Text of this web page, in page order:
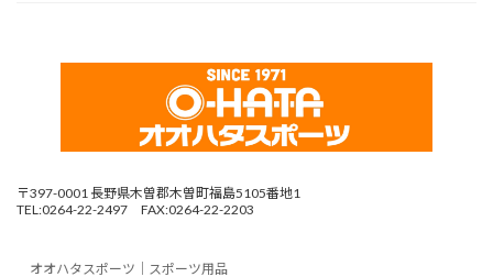
〒397-0001 長野県木曽郡木曽町福島5105番地1
TEL:0264-22-2497 FAX:0264-22-2203
オオハタスポーツ｜スポーツ用品